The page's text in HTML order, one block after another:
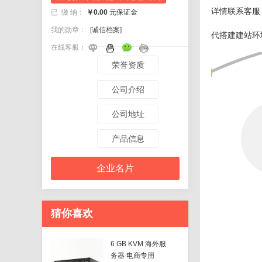
已 缴 纳：
￥0.00 元保证金
我的勋章： [诚信档案]
在线客服：
荣誉资质
公司介绍
公司地址
产品信息
企业名片
猜你喜欢
6 GB KVM 海外服
务器 电商专用
详情联系客服
代搭建建站环